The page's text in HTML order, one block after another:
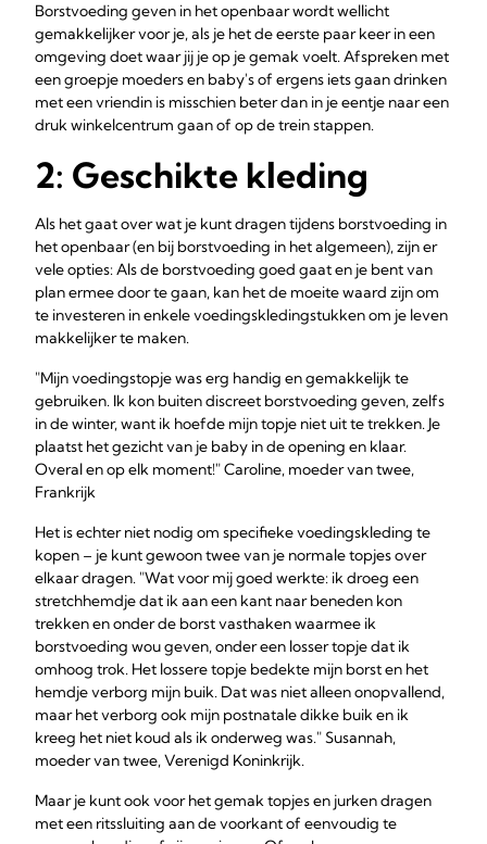
Borstvoeding geven in het openbaar wordt wellicht
gemakkelijker voor je, als je het de eerste paar keer in een
omgeving doet waar jij je op je gemak voelt. Afspreken met
een groepje moeders en baby's of ergens iets gaan drinken
met een vriendin is misschien beter dan in je eentje naar een
druk winkelcentrum gaan of op de trein stappen.
2: Geschikte kleding
Als het gaat over wat je kunt dragen tijdens borstvoeding in
het openbaar (en bij borstvoeding in het algemeen), zijn er
vele opties: Als de borstvoeding goed gaat en je bent van
plan ermee door te gaan, kan het de moeite waard zijn om
te investeren in enkele voedingskledingstukken om je leven
makkelijker te maken.
"Mijn voedingstopje was erg handig en gemakkelijk te
gebruiken. Ik kon buiten discreet borstvoeding geven, zelfs
in de winter, want ik hoefde mijn topje niet uit te trekken. Je
plaatst het gezicht van je baby in de opening en klaar.
Overal en op elk moment!" Caroline, moeder van twee,
Frankrijk
Het is echter niet nodig om specifieke voedingskleding te
kopen – je kunt gewoon twee van je normale topjes over
elkaar dragen. "Wat voor mij goed werkte: ik droeg een
stretchhemdje dat ik aan een kant naar beneden kon
trekken en onder de borst vasthaken waarmee ik
borstvoeding wou geven, onder een losser topje dat ik
omhoog trok. Het lossere topje bedekte mijn borst en het
hemdje verborg mijn buik. Dat was niet alleen onopvallend,
maar het verborg ook mijn postnatale dikke buik en ik
kreeg het niet koud als ik onderweg was." Susannah,
moeder van twee, Verenigd Koninkrijk.
Maar je kunt ook voor het gemak topjes en jurken dragen
met een ritssluiting aan de voorkant of eenvoudig te